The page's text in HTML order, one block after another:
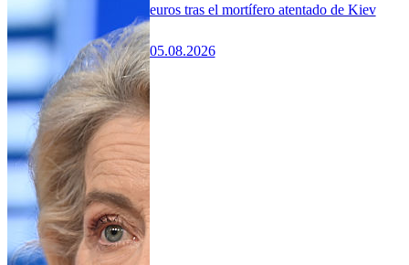
euros tras el mortífero atentado de Kiev
05.08.2026